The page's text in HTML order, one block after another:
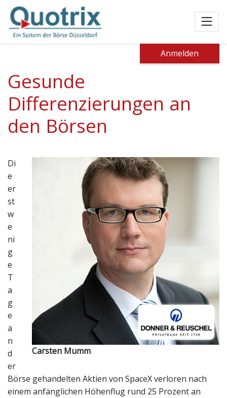
Anmelden
Gesunde
Differenzierungen an
den Börsen
Carsten Mumm
Di
e
er
st
w
e
ni
g
e
T
a
g
e
a
n
d
er
Börse gehandelten Aktien von SpaceX verloren nach
einem anfänglichen Höhenflug rund 25 Prozent an